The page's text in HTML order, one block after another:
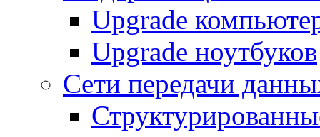
Upgrade
Upgrade ноутбуков
Сети передачи